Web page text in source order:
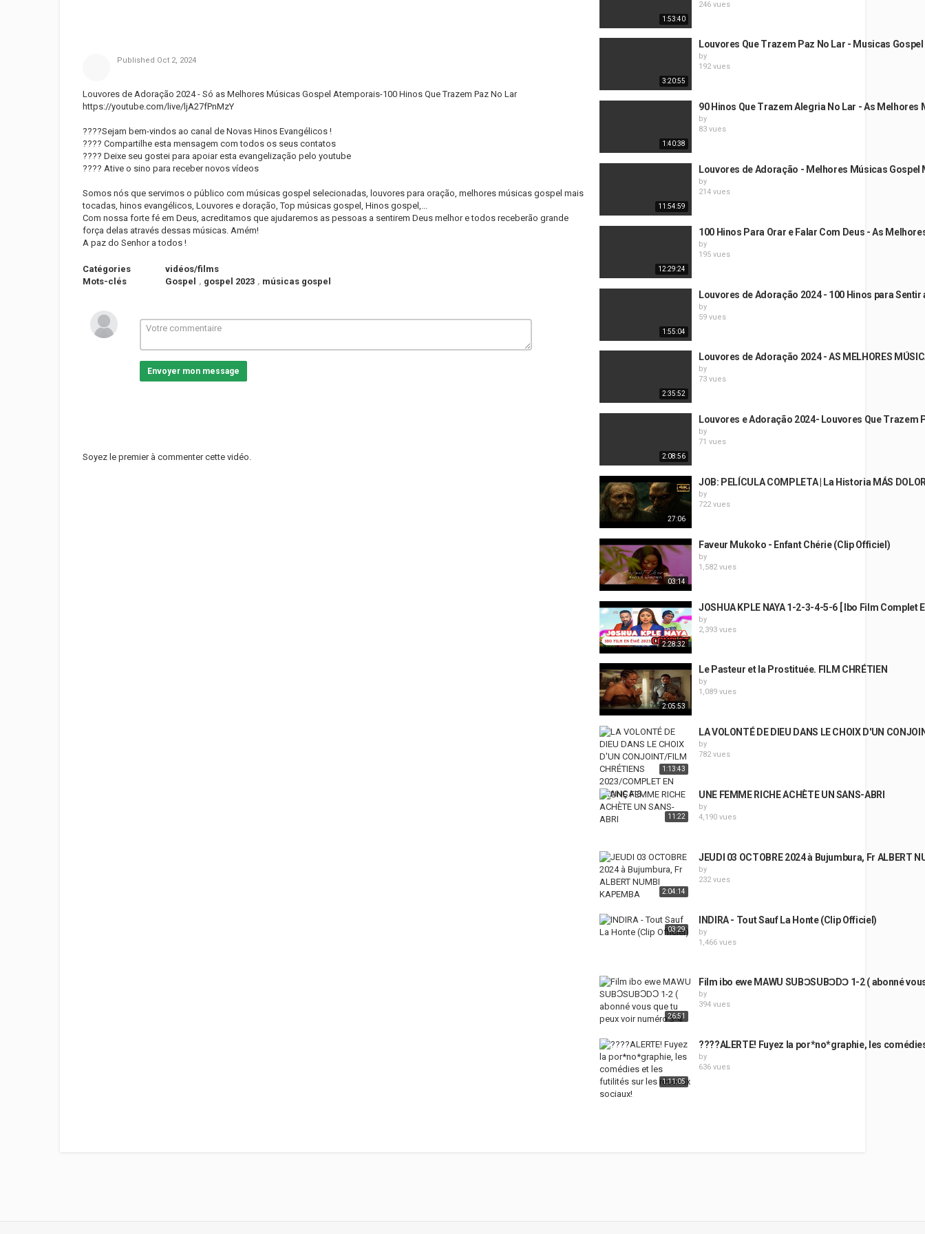
Published Oct 2, 2024
Louvores de Adoração 2024 - Só as Melhores Músicas Gospel Atemporais-100 Hinos Que Trazem Paz No Lar
https://youtube.com/live/ljA27fPnMzY
????Sejam bem-vindos ao canal de Novas Hinos Evangélicos !
???? Compartilhe esta mensagem com todos os seus contatos
???? Deixe seu gostei para apoiar esta evangelização pelo youtube
???? Ative o sino para receber novos vídeos
Somos nós que servimos o público com músicas gospel selecionadas, louvores para oração, melhores músicas gospel mais
tocadas, hinos evangélicos, Louvores e doração, Top músicas gospel, Hinos gospel,...
Com nossa forte fé em Deus, acreditamos que ajudaremos as pessoas a sentirem Deus melhor e todos receberão grande
força delas através dessas músicas. Amém!
A paz do Senhor a todos !
Catégories
vidéos/films
Mots-clés
Gospel , gospel 2023 , músicas gospel
Envoyer mon message
Soyez le premier à commenter cette vidéo.
1:53:40
246 vues
3:20:55
Louvores Que Trazem Paz No Lar - Musicas
by
192 vues
1:40:38
90 Hinos Que Trazem Alegria No Lar - As
by
83 vues
11:54:59
Louvores de Adoração - Melhores Músicas Gospel
by
214 vues
12:29:24
100 Hinos Para Orar e Falar Com Deus - As
by
195 vues
1:55:04
Louvores de Adoração 2024 - 100 Hinos para
by
59 vues
2:35:52
Louvores de Adoração 2024 - AS MELHORES
by
73 vues
2:08:56
Louvores e Adoração 2024- Louvores Que Trazem
by
71 vues
27:06
JOB: PELÍCULA COMPLETA | La Historia MÁS
by
722 vues
03:14
Faveur Mukoko - Enfant Chérie (Clip Officiel)
by
1,582 vues
2:28:32
JOSHUA KPLE NAYA 1-2-3-4-5-6 [ Ibo Film Complet
by
2,393 vues
2:05:53
Le Pasteur et la Prostituée. FILM CHRÉTIEN
by
1,089 vues
1:13:43
LA VOLONTÉ DE DIEU DANS LE CHOIX D'UN
by
782 vues
11:22
UNE FEMME RICHE ACHÈTE UN SANS-ABRI
by
4,190 vues
2:04:14
JEUDI 03 OCTOBRE 2024 à Bujumbura, Fr ALBERT
by
232 vues
03:29
INDIRA - Tout Sauf La Honte (Clip Officiel)
by
1,466 vues
26:51
Film ibo ewe MAWU SUBƆSUBƆDƆ 1-2 ( abonné
by
394 vues
1:11:05
????ALERTE! Fuyez la por*no*graphie, les
by
636 vues